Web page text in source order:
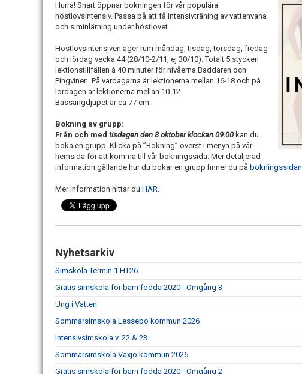
Hurra! Snart öppnar bokningen för vår populära
höstlovsintensiv. Passa på att få intensivträning av vattenvana
och siminlärning under höstlovet.
Höstlovsintensiven äger rum måndag, tisdag, torsdag, fredag
och lördag vecka 44 (28/10-2/11, ej 30/10). Totalt 5 stycken
lektionstillfällen á 40 minuter för nivåerna Baddaren och
Pingvinen. På vardagarna är lektionerna mellan 16-18 och på
lördagen är lektionerna mellan 10-12.
Bassängdjupet är ca 77 cm.
Bokning av grupp:
Från och med tisdagen den 8 oktober klockan 09.00kan du
boka en grupp. Klicka på ”Bokning” överst i menyn på vår
hemsida för att komma till vår bokningssida. Mer detaljerad
information gällande hur du bokar en grupp finner du på bokningssidan
Mer information hittar du HÄR.
Nyhetsarkiv
Simskola Termin 1 HT26
Gratis simskola för barn födda 2020 - Omgång 3
Ung i Vatten
Sommarsimskola Lessebo kommun 2026
Intensivsimskola v. 22 & 23
Sommarsimskola Växjö kommun 2026
Gratis simskola för barn födda 2020 - Omgång 2